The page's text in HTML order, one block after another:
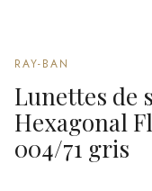
RAY-BAN
Lunettes de
Hexagonal
004/71 gris